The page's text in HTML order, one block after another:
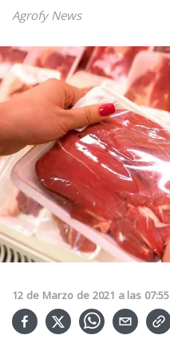
Agrofy News
12 de Marzo de 2021 a las 07:55